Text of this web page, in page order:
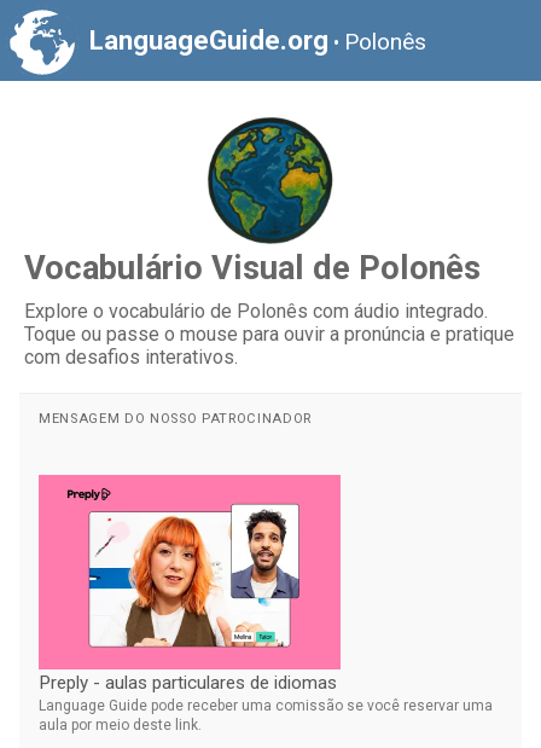
LanguageGuide.org • Polonês
Vocabulário Visual de Polonês
Explore o vocabulário de Polonês com áudio integrado.
Toque ou passe o mouse para ouvir a pronúncia e pratique
com desafios interativos.
MENSAGEM DO NOSSO PATROCINADOR
Preply - aulas particulares de idiomas
Language Guide pode receber uma comissão se você reservar uma
aula por meio deste link.